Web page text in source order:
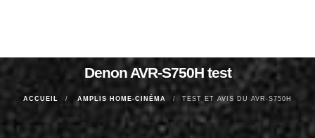
Denon AVR-S750H test
ACCUEIL AMPLIS HOME-CINÉMA TEST ET AVIS DU AVR-S750H